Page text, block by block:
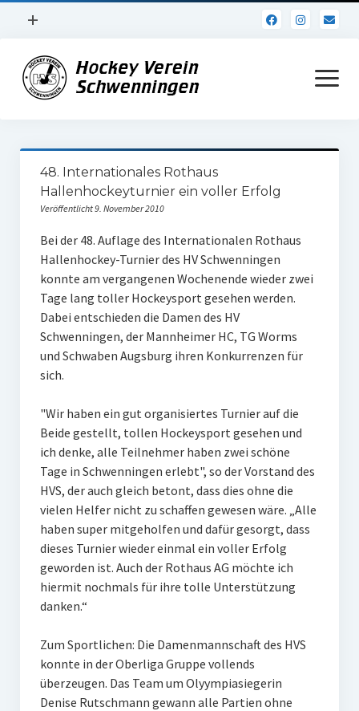
Menü
+
Impressum
Datenschutz
Menü
öffnen
Verein
Daten und Fakten
Online Jubiläum
Vereinsheim
Hockey Shirts
FSJ Stelle
W U16
W U12
M U18
M U12
Internationale Hallenhockeyturnier
Zocker Reloaded
Galerie
48. Internationales Rothaus
Hallenhockeyturnier ein voller Erfolg
Veröffentlicht 9. November 2010
Bei der 48. Auflage des Internationalen Rothaus
Hallenhockey-Turnier des HV Schwenningen
konnte am vergangenen Wochenende wieder zwei
Tage lang toller Hockeysport gesehen werden.
Dabei entschieden die Damen des HV
Schwenningen, der Mannheimer HC, TG Worms
und Schwaben Augsburg ihren Konkurrenzen für
sich.
"Wir haben ein gut organisiertes Turnier auf die
Beide gestellt, tollen Hockeysport gesehen und
ich denke, alle Teilnehmer haben zwei schöne
Tage in Schwenningen erlebt", so der Vorstand des
HVS, der auch gleich betont, dass dies ohne die
vielen Helfer nicht zu schaffen gewesen wäre. „Alle
haben super mitgeholfen und dafür gesorgt, dass
dieses Turnier wieder einmal ein voller Erfolg
geworden ist. Auch der Rothaus AG möchte ich
hiermit nochmals für ihre tolle Unterstützung
danken.“
Zum Sportlichen: Die Damenmannschaft des HVS
konnte in der Oberliga Gruppe vollends
überzeugen. Das Team um Olyympiasiegerin
Denise Rutschmann gewann alle Partien ohne